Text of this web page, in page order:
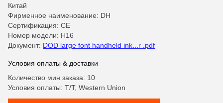
Китай
Фирменное наименование: DH
Сертификация: CE
Номер модели: H16
Документ: DOD large font handheld ink...r .pdf
Условия оплаты & доставки
Количество мин заказа: 10
Условия оплаты: T/T, Western Union